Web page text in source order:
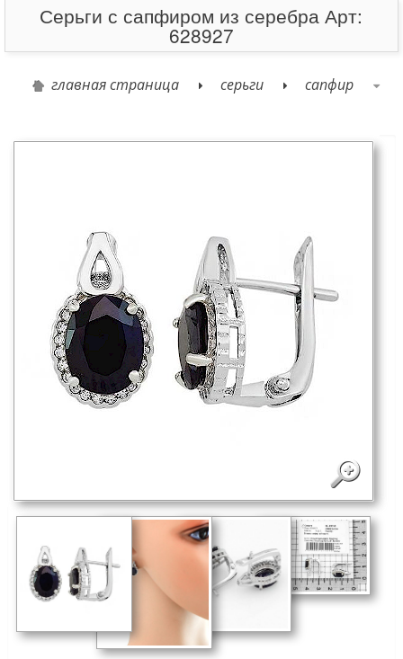
Серьги с сапфиром из серебра Арт:
628927
главная страница серьги сапфир